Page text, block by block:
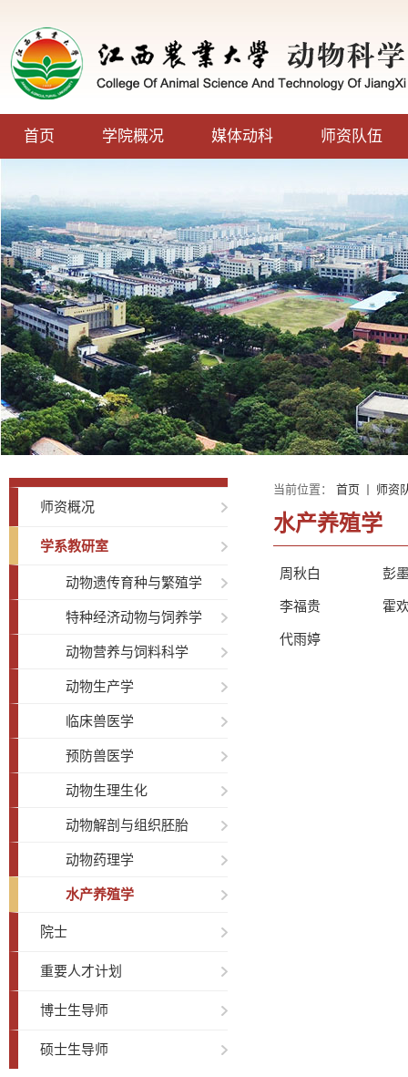
首页 学院概况 媒体动科 师资队伍
师资概况
学系教研室
动物遗传育种与繁殖学
特种经济动物与饲养学
动物营养与饲料科学
动物生产学
临床兽医学
预防兽医学
动物生理生化
动物解剖与组织胚胎
动物药理学
水产养殖学
院士
重要人才计划
博士生导师
硕士生导师
当前位置： 首页 师资
水产养殖学
周秋白 彭
李福贵 霍
代雨婷